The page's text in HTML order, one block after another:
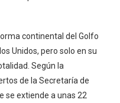
continental del Golfo
Unidos, pero solo en su
Según la
de la Secretaría de
se extiende a unas 22